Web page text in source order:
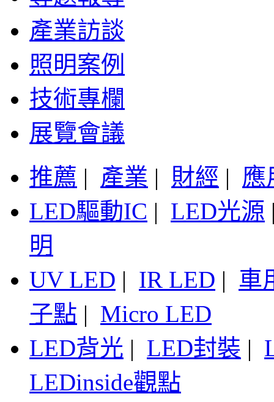
產業訪談
照明案例
技術專欄
展覽會議
推薦 | 產業 | 財經 | 應
LED驅動IC | LED光源
明
UV LED | IR LED | 車
子點 | Micro LED
LED背光 | LED封裝 |
LEDinside觀點